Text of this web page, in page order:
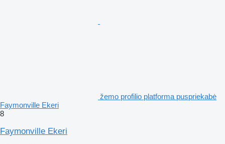
žemo profilio platforma puspriekabė
Faymonville Ekeri
8
Faymonville Ekeri